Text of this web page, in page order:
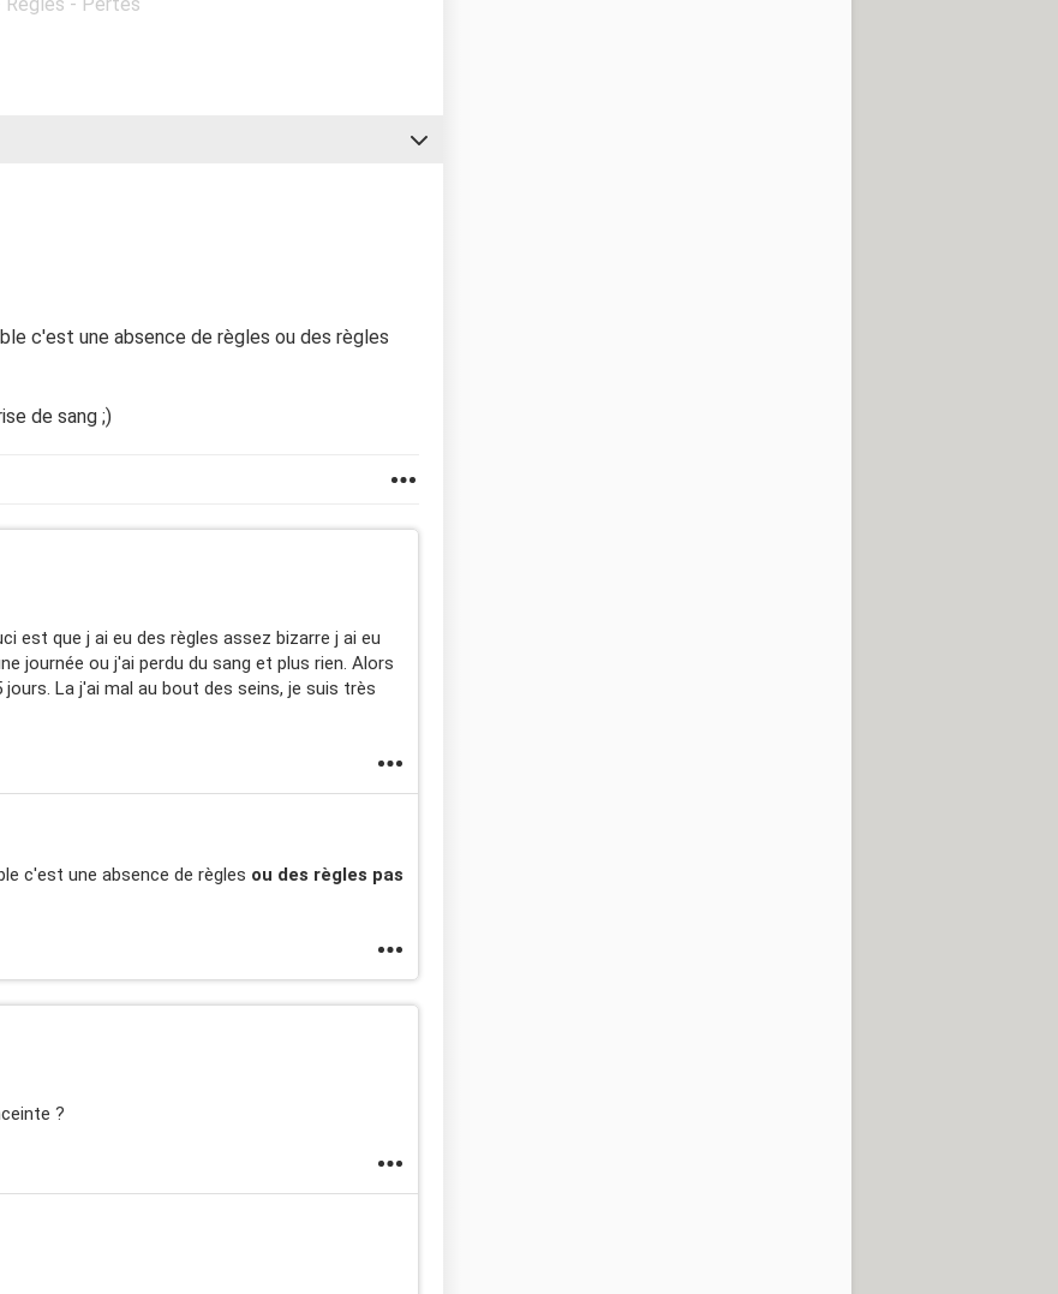
c'est une absence de règles ou des règles
de sang ;)
est que j ai eu des règles assez bizarre j ai eu
journée ou j'ai perdu du sang et plus rien. Alors
La j'ai mal au bout des seins, je suis très
c'est une absence de règles ou des règles pas
?